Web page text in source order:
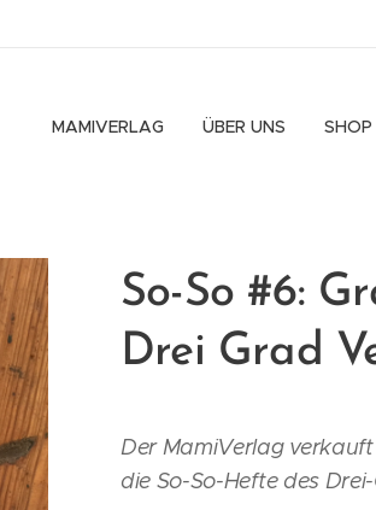
MAMIVERLAG ÜBER UNS SHOP
So-So #6:
Drei Grad
Der MamiVerlag
die So-So-Hefte des